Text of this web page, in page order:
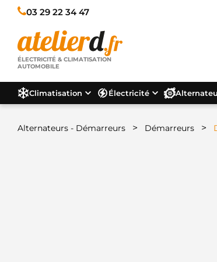
03 29 22 34 47
ÉLECTRICITÉ & CLIMATISATION
AUTOMOBILE
Climatisation Électricité
Alternateurs - Démarreurs > Démarreurs >